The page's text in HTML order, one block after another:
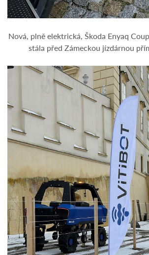
Nová, plně elektrická, Škoda Enyaq
stála před Zámeckou jízdárnou